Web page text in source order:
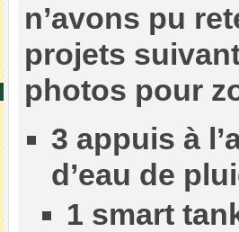
n’avons pu
projets
photos pour
3 appuis à
d’eau de
1 smart